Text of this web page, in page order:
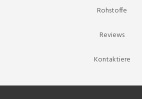
Rohstoffe
Reviews
Kontaktiere